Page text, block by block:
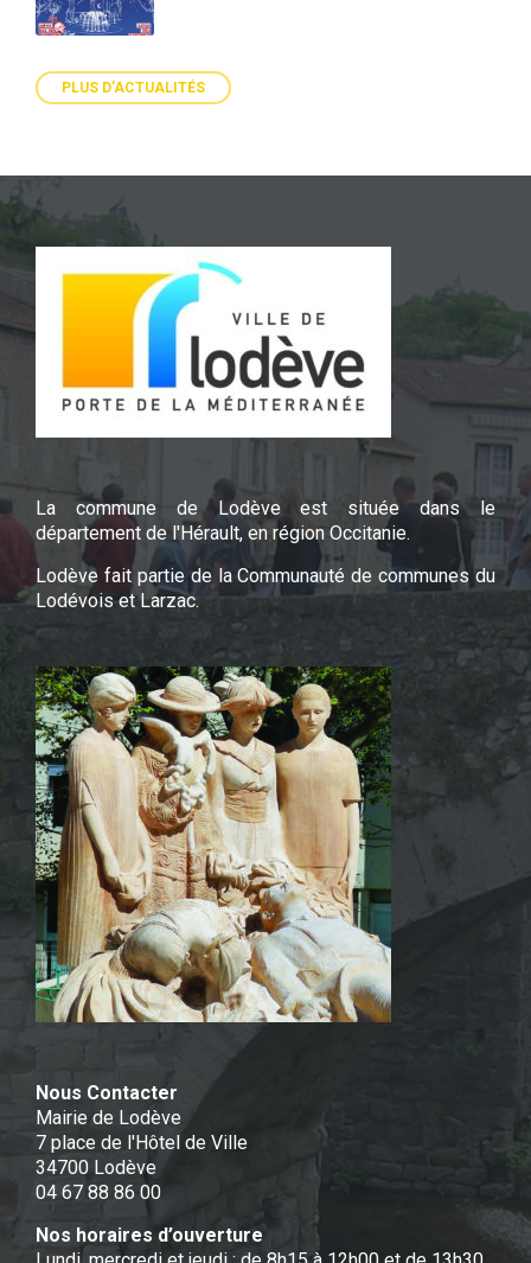
PLUS D'ACTUALITÉS
La commune de Lodève est située dans le
département de l'Hérault, en région Occitanie.
Lodève fait partie de la Communauté de communes du
Lodévois et Larzac.
Nous Contacter
Mairie de Lodève
7 place de l'Hôtel de Ville
34700 Lodève
04 67 88 86 00
Nos horaires d’ouverture